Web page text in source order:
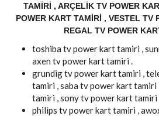
TAMIRI , ARÇELIK TV POWER
POWER KART TAMIRI , VESTEL TV
REGAL TV POWER
toshiba tv power kart tamiri ,
axen tv power kart tamiri .
grundig tv power kart tamiri ,
tamiri , saba tv power kart
tamiri , sony tv power kart tamiri
philips tv power kart tamiri ,